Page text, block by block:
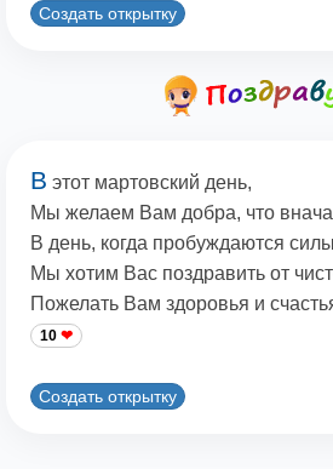
Создать открытку
В этот мартовский день,
Мы желаем Вам добра, что
В день, когда пробуждаются
Мы хотим Вас поздравить от
Пожелать Вам здоровья и
10
Создать открытку